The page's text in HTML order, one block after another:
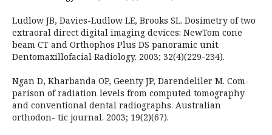
Ludlow JB, Davies-Ludlow LE, Brooks SL. Dosimetry of two
extraoral direct digital imaging devices: NewTom cone
beam CT and Orthophos Plus DS panoramic unit.
Dentomaxillofacial Radiology. 2003; 32(4)(229-234).
Ngan D, Kharbanda OP, Geenty JP, Darendeliler M. Com-
parison of radiation levels from computed tomography
and conventional dental radiographs. Australian
orthodon- tic journal. 2003; 19(2)(67).